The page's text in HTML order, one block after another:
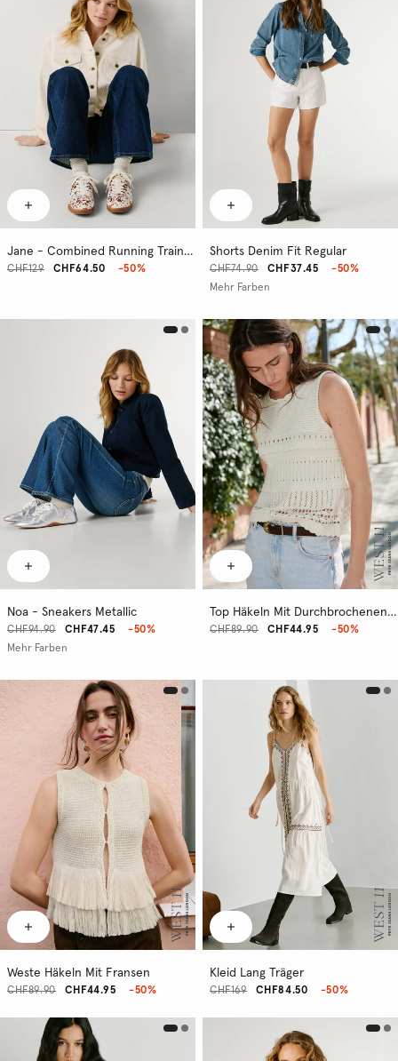
Jane - Combined Running Trainers
CHF64.50
CHF129 -50%
Shorts Denim Fit Regular
CHF37.45
CHF74.90
-50%
Mehr Farben
Noa - Sneakers Metallic
CHF47.45
CHF94.90
-50%
Mehr Farben
Top Häkeln Mit Durchbrochenen Details
CHF44.95
CHF89.90 -50%
Weste Häkeln Mit Fransen
CHF44.95
CHF89.90 -50%
Kleid Lang Träger
CHF84.50
CHF169 -50%